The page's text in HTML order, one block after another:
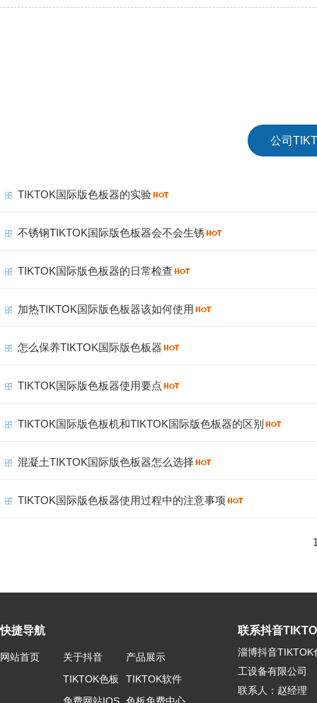
公司
TIKTOK国际版色板器的实验
不锈钢TIKTOK国际版色板器会不会生锈
TIKTOK国际版色板器的日常检查
加热TIKTOK国际版色板器该如何使用
怎么保养TIKTOK国际版色板器
TIKTOK国际版色板器使用要点
TIKTOK国际版色板机和TIKTOK国际版色板器的区别
混凝土TIKTOK国际版色板器怎么选择
TIKTOK国际版色板器使用过程中的注意事项
快捷导航
网站首页
关于抖音
TIKTOK色板
产品展示
TIKTOK软件
联系抖音
淄博抖音TIKTOK
工设备有限公司
联系人：赵经理